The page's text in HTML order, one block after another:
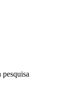
pesquisa